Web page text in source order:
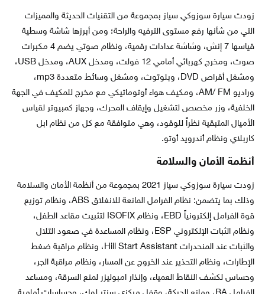
زودت سيارة سوزوكي سياز بمجموعة من التقنيات الحديثة والمميزات
التي من شأنها رفع مستوى الترفيه والراحة؛ ومن أبرزها شاشة وسطية
قياسها 7 إنش، وشاشة عدادات رقمية، ونظام صوتي يضم 4 مكبرات
صوت، ومخرج كهربائي أمامي 12 فولت، ومدخل AUX، ومدخل USB،
ومشغل أقراص DVD، وبلوتوث، ومشغل وسائط متعددة mp3،
وراديو AM/ FM، ومكيف هواء أوتوماتيكي مع مخرج للمكيف في الجهة
الخلفية، وزر مخصص لتشغيل وإيقاف المحرك، وجهاز كمبيوتر لقياس
الأميال المتبقية نظراً للوقود، وهي متوافقة مع كل من نظام ابل
كاربلاي ونظام أندرويد أوتو.
أنظمة الأمان والسلامة
زودت سيارة سوزوكي سياز 2021 بمجموعة من أنظمة الأمان والسلامة
وذلك بما يتضمن: نظام الفرامل المانعة للانغلاق ABS، ونظام توزيع
قوة الفرامل إلكترونياً EBD، ونظام ISOFIX لتثبيت مقاعد الطفل،
ونظام الثبات الإلكتروني ESP، ونظام المساعدة في صعود التلال
والثبات عند المنحدرات Hill Start Assistant، ونظام مراقبة ضغط
الإطارات، ونظام التحذير عند الخروج عن المسار، ونظام مراقبة الجر،
وحساس لكشف النقاط العمياء، وإنذار امبوليزر لمنع السرقة، ومساعد